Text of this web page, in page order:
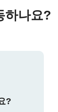
하나요?
?